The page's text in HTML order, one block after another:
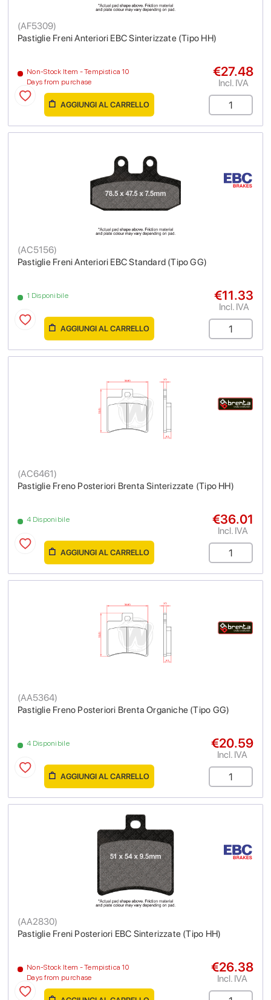
Pastiglie Freni Anteriori EBC Sinterizzate (Tipo HH)
(AF5309)
Non-Stock Item - Tempistica 10
Days from purchase
€27.48
Incl. IVA
AGGIUNGI AL CARRELLO
Pastiglie Freni Anteriori EBC Standard (Tipo GG)
(AC5156)
1 Disponibile €11.33
Incl. IVA
AGGIUNGI AL CARRELLO
Pastiglie Freno Posteriori Brenta Sinterizzate (Tipo HH)
(AC6461)
4 Disponibile €36.01
Incl. IVA
AGGIUNGI AL CARRELLO
Pastiglie Freno Posteriori Brenta Organiche (Tipo GG)
(AA5364)
4 Disponibile €20.59
Incl. IVA
AGGIUNGI AL CARRELLO
Pastiglie Freni Posteriori EBC Sinterizzate (Tipo HH)
(AA2830)
Non-Stock Item - Tempistica 10
Days from purchase
€26.38
Incl. IVA